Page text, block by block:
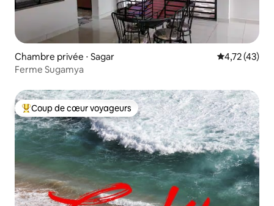
Chambre privée ⋅ Sagar Évaluation
4,72 (43)
Ferme Sugamya
Coups de cœur voyageurs les plus appréciés
Coup de cœur voyageurs